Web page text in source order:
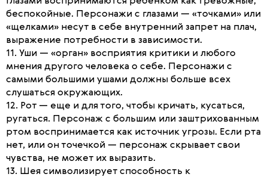
беспокойные. Персонажи с глазами — «точками» или
«щелками» несут в себе внутренний запрет на плач,
выражение потребности в зависимости.
11. Уши — «орган» восприятия критики и любого
мнения другого человека о себе. Персонажи с
самыми большими ушами должны больше всех
слушаться окружающих.
12. Рот — еще и для того, чтобы кричать, кусаться,
ругаться. Персонаж с большим или заштрихованным
ртом воспринимается как источник угрозы. Если рта
нет, или он точечкой — персонаж скрывает свои
чувства, не может их выразить.
13. Шея символизирует способность к